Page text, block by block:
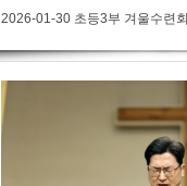
2026-01-30 초등3부 겨울수련회